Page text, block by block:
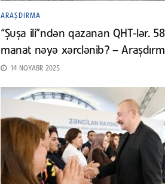
ARAŞDIRMA
“Şuşa ili”ndən qazanan QHT-lər.
manat nəyə xərclənib? –
14 NOYABR 2025